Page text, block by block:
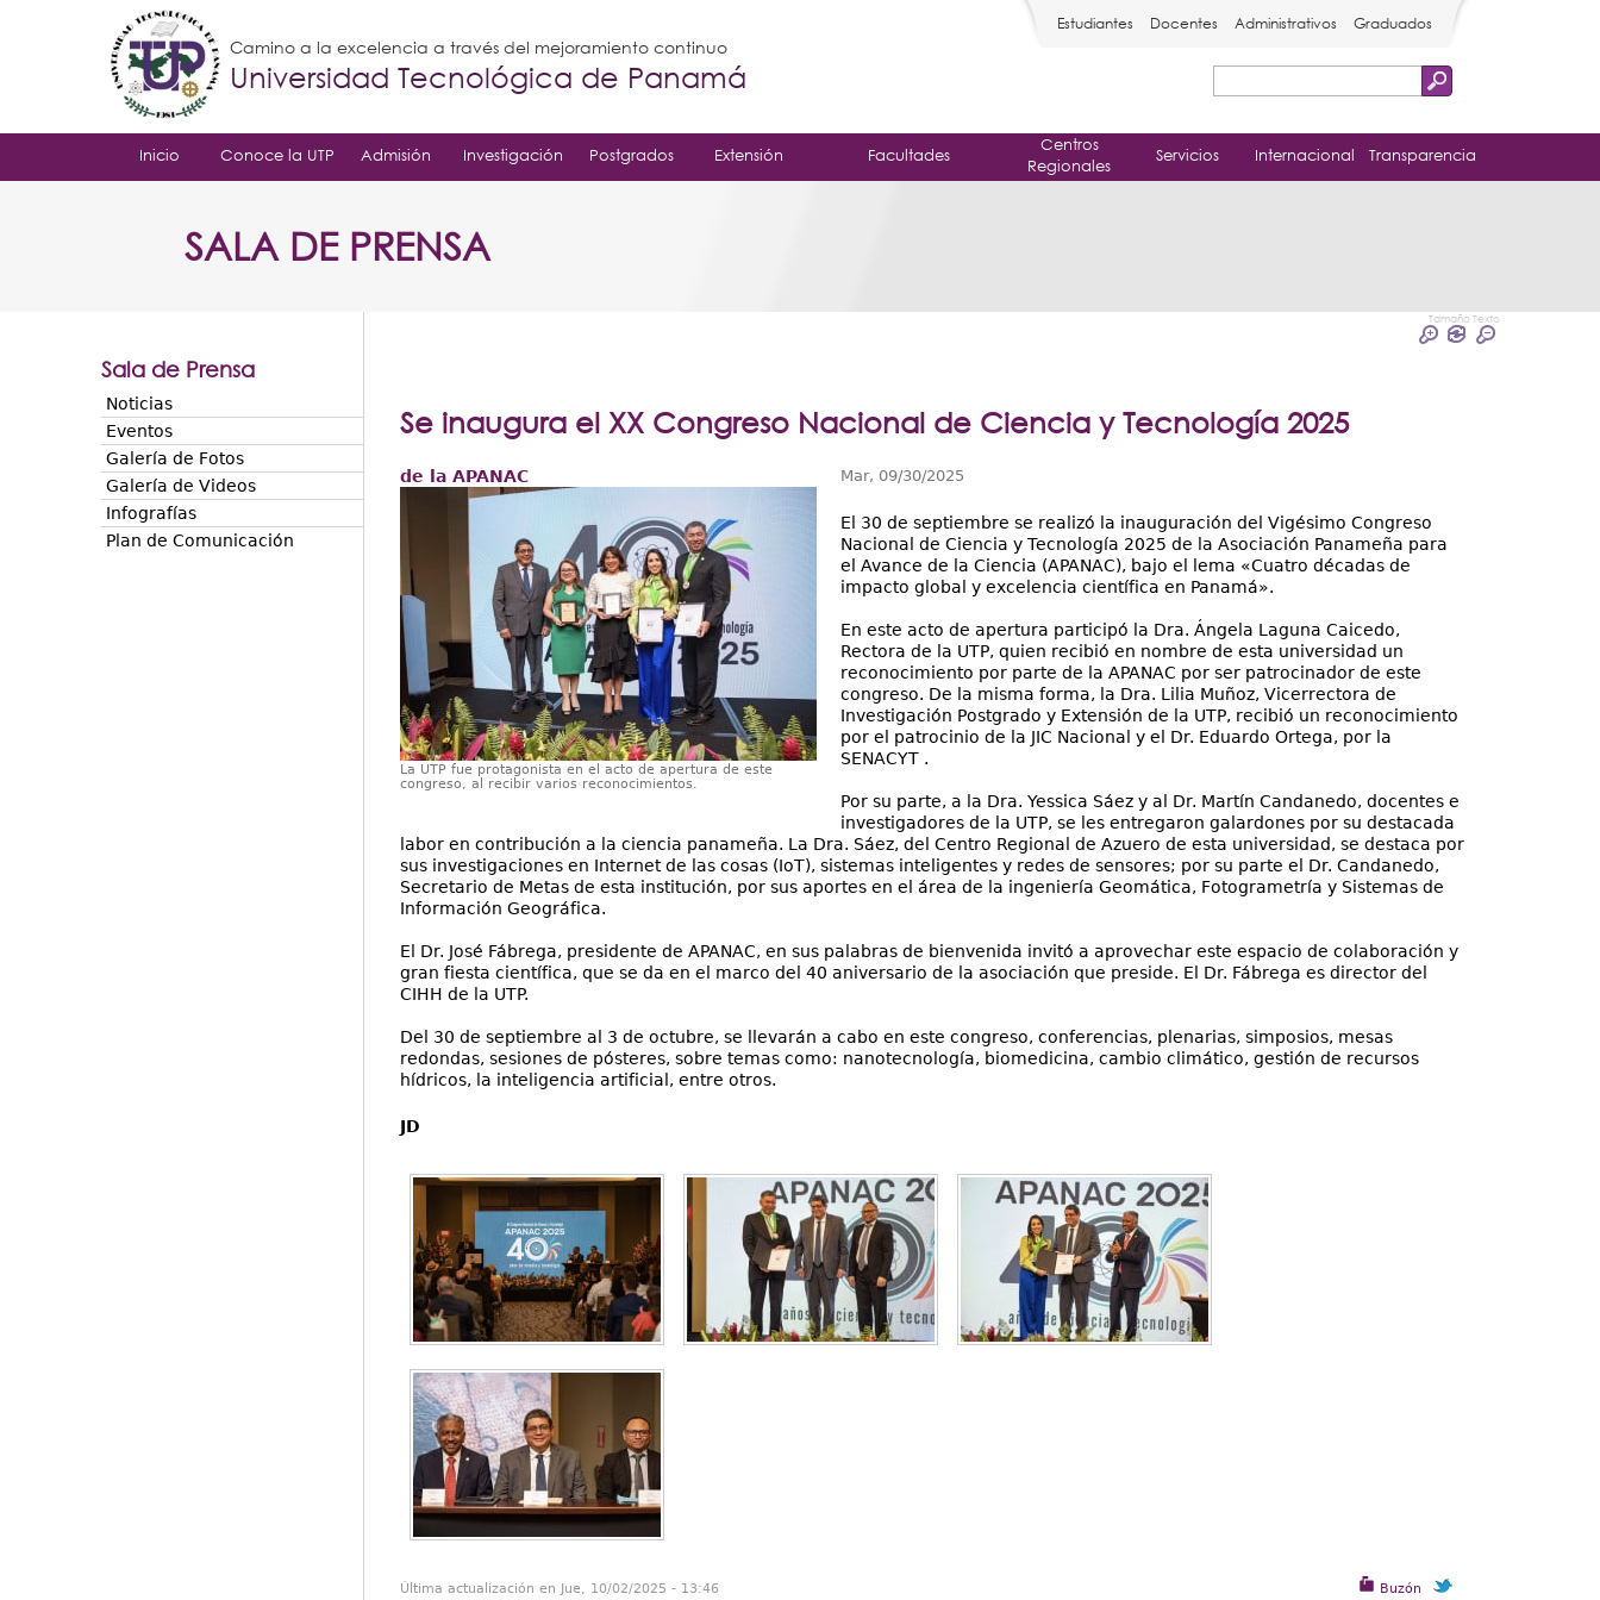
de
Estudiantes Docentes Administrativos Graduados
Camino a la excelencia a través del mejoramiento continuo
Universidad Tecnológica de Panamá
Inicio Conoce la UTP Admisión Investigación Postgrados Extensión Facultades
Centros
Regionales
Servicios Internacional Transparencia
SALA DE PRENSA
Tamaño Texto
Se inaugura el XX Congreso Nacional de Ciencia y Tecnología 2025
de la APANAC
La UTP fue protagonista en el acto de apertura de este
congreso, al recibir varios reconocimientos.
Mar, 09/30/2025
El 30 de septiembre se realizó la inauguración del Vigésimo Congreso
Nacional de Ciencia y Tecnología 2025 de la Asociación Panameña para
el Avance de la Ciencia (APANAC), bajo el lema «Cuatro décadas de
impacto global y excelencia científica en Panamá».
En este acto de apertura participó la Dra. Ángela Laguna Caicedo,
Rectora de la UTP, quien recibió en nombre de esta universidad un
reconocimiento por parte de la APANAC por ser patrocinador de este
congreso. De la misma forma, la Dra. Lilia Muñoz, Vicerrectora de
Investigación Postgrado y Extensión de la UTP, recibió un reconocimiento
por el patrocinio de la JIC Nacional y el Dr. Eduardo Ortega, por la
SENACYT .
Por su parte, a la Dra. Yessica Sáez y al Dr. Martín Candanedo, docentes e
investigadores de la UTP, se les entregaron galardones por su destacada
labor en contribución a la ciencia panameña. La Dra. Sáez, del Centro Regional de Azuero de esta universidad, se destaca por
sus investigaciones en Internet de las cosas (IoT), sistemas inteligentes y redes de sensores; por su parte el Dr. Candanedo,
Secretario de Metas de esta institución, por sus aportes en el área de la ingeniería Geomática, Fotogrametría y Sistemas de
Información Geográfica.
El Dr. José Fábrega, presidente de APANAC, en sus palabras de bienvenida invitó a aprovechar este espacio de colaboración y
gran fiesta científica, que se da en el marco del 40 aniversario de la asociación que preside. El Dr. Fábrega es director del
CIHH de la UTP.
Del 30 de septiembre al 3 de octubre, se llevarán a cabo en este congreso, conferencias, plenarias, simposios, mesas
redondas, sesiones de pósteres, sobre temas como: nanotecnología, biomedicina, cambio climático, gestión de recursos
hídricos, la inteligencia artificial, entre otros.
JD
Buzón
Última actualización en Jue, 10/02/2025 - 13:46
Sala de Prensa
Noticias
Eventos
Galería de Fotos
Galería de Videos
Infografías
Plan de Comunicación